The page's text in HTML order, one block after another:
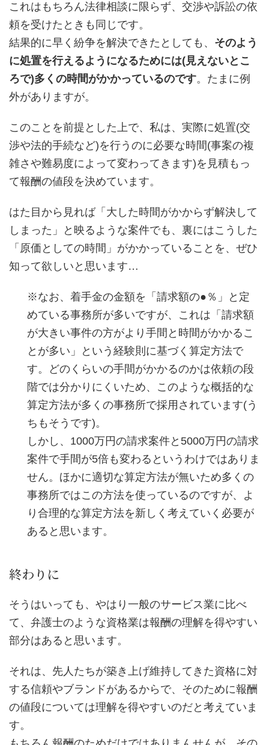
これはもちろん法律相談に限らず、交渉や訴訟の依
頼を受けたときも同じです。
結果的に早く紛争を解決できたとしても、 そのよう
に処置を行えるようになるためには(見えないとこ
ろで)多くの時間がかかっているのです。たまに例
外がありますが。
このことを前提とした上で、私は、実際に処置(交
渉や法的手続など)を行うのに必要な時間(事案の複
雑さや難易度によって変わってきます)を見積もっ
て報酬の値段を決めています。
はた目から見れば「大した時間がかからず解決して
しまった」と映るような案件でも、裏にはこうした
「原価としての時間」がかかっていることを、ぜひ
知って欲しいと思います…
※なお、着手金の金額を「請求額の●％」と定
めている事務所が多いですが、これは「請求額
が大きい事件の方がより手間と時間がかかるこ
とが多い」という経験則に基づく算定方法で
す。どのくらいの手間がかかるのかは依頼の段
階では分かりにくいため、このような概括的な
算定方法が多くの事務所で採用されています(う
ちもそうです)。
しかし、1000万円の請求案件と5000万円の請求
案件で手間が5倍も変わるというわけではありま
せん。ほかに適切な算定方法が無いため多くの
事務所ではこの方法を使っているのですが、よ
り合理的な算定方法を新しく考えていく必要が
あると思います。
終わりに
そうはいっても、やはり一般のサービス業に比べ
て、弁護士のような資格業は報酬の理解を得やすい
部分はあると思います。
それは、先人たちが築き上げ維持してきた資格に対
する信頼やブランドがあるからで、そのために報酬
の値段については理解を得やすいのだと考えていま
す。